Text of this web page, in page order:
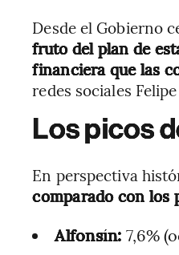
Desde el Gobierno
fruto del plan de
financiera que las
redes sociales
Los picos
En perspectiva
comparado con los
Alfonsín: 7,6%